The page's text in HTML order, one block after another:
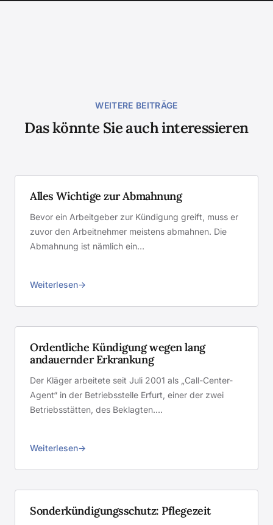
WEITERE BEITRÄGE
Das könnte Sie auch interessieren
Alles Wichtige zur Abmahnung
Bevor ein Arbeitgeber zur Kündigung greift, muss er
zuvor den Arbeitnehmer meistens abmahnen. Die
Abmahnung ist nämlich ein…
Weiterlesen
Ordentliche Kündigung wegen lang
andauernder Erkrankung
Der Kläger arbeitete seit Juli 2001 als „Call-Center-
Agent“ in der Betriebsstelle Erfurt, einer der zwei
Betriebsstätten, des Beklagten.…
Weiterlesen
Sonderkündigungsschutz: Pflegezeit